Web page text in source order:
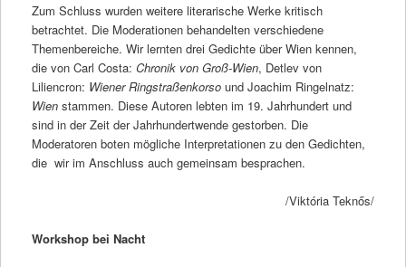
Zum Schluss wurden weitere literarische Werke kritisch
betrachtet. Die Moderationen behandelten verschiedene
Themenbereiche. Wir lernten drei Gedichte über Wien kennen,
die von Carl Costa: Chronik von Groß-Wien, Detlev von
Liliencron: Wiener Ringstraßenkorsound Joachim Ringelnatz:
Wien stammen. Diese Autoren lebten im 19. Jahrhundert und
sind in der Zeit der Jahrhundertwende gestorben. Die
Moderatoren boten mögliche Interpretationen zu den Gedichten,
die wir im Anschluss auch gemeinsam besprachen.
/Viktória Teknős/
Workshop bei Nacht